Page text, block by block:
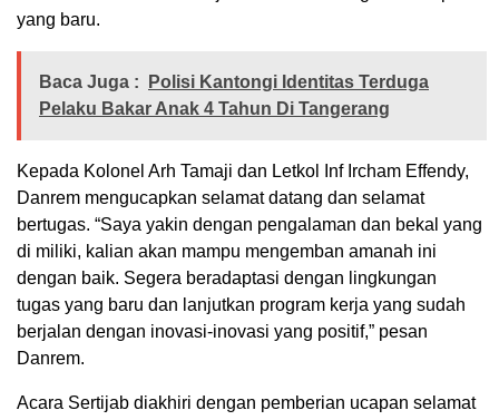
yang baru.
Baca Juga :
Polisi Kantongi Identitas Terduga
Pelaku Bakar Anak 4 Tahun Di Tangerang
Kepada Kolonel Arh Tamaji dan Letkol Inf Ircham Effendy,
Danrem mengucapkan selamat datang dan selamat
bertugas. “Saya yakin dengan pengalaman dan bekal yang
di miliki, kalian akan mampu mengemban amanah ini
dengan baik. Segera beradaptasi dengan lingkungan
tugas yang baru dan lanjutkan program kerja yang sudah
berjalan dengan inovasi-inovasi yang positif,” pesan
Danrem.
Acara Sertijab diakhiri dengan pemberian ucapan selamat